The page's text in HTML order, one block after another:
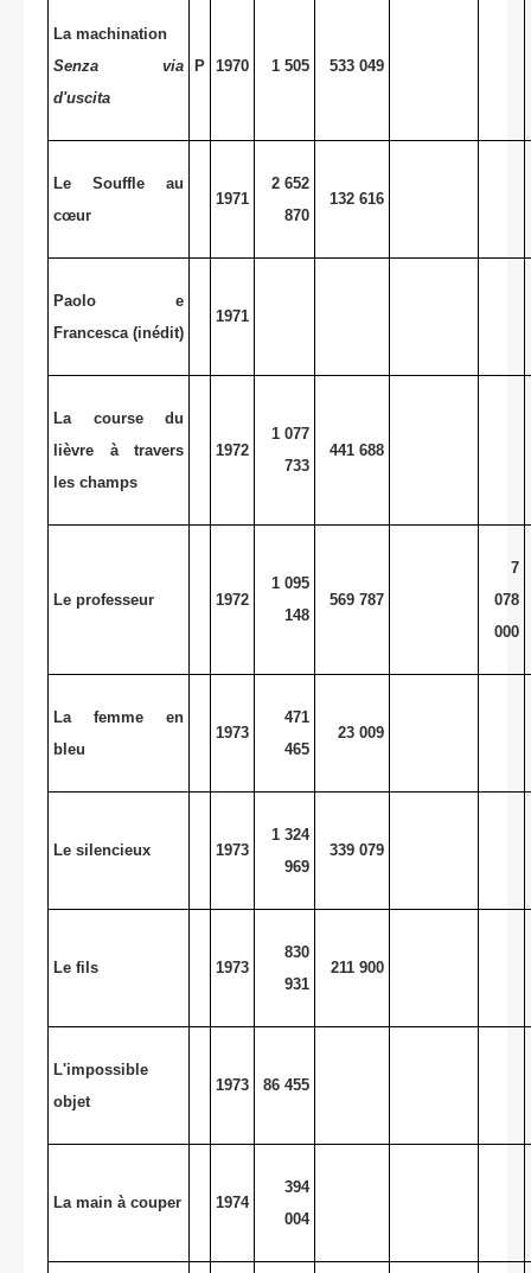
La machination
Senza via
d'uscita
P 1970 1 505 533 049
Le Souffle au
cœur
1971
2 652
870
132 616
Paolo e
Francesca (inédit)
1971
La course du
lièvre à travers
les champs
1972
1 077
733
441 688
Le professeur 1972
1 095
148
569 787
7
078
000
La femme en
bleu
1973
471
465
23 009
Le silencieux 1973
1 324
969
339 079
Le fils 1973
830
931
211 900
L'impossible
objet
1973 86 455
La main à couper 1974
394
004